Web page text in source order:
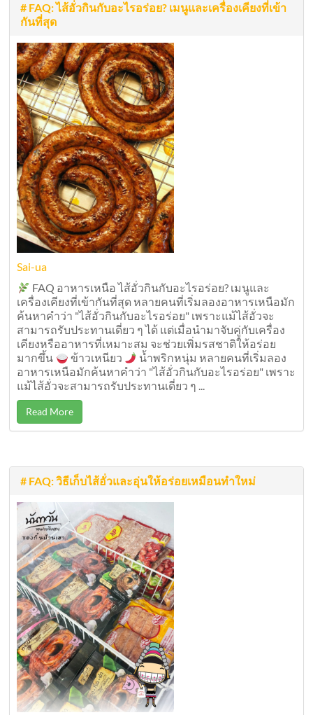
# FAQ: ไส้อั่วกินกับอะไรอร่อย? เมนูและเครื่องเคียงที่เข้า
กันที่สุด
Sai-ua
FAQ อาหารเหนือ ไส้อั่วกินกับอะไรอร่อย? เมนูและ
เครื่องเคียงที่เข้ากันที่สุด หลายคนที่เริ่มลองอาหารเหนือมัก
ค้นหาคำว่า "ไส้อั่วกินกับอะไรอร่อย" เพราะแม้ไส้อั่วจะ
สามารถรับประทานเดี่ยว ๆ ได้ แต่เมื่อนำมาจับคู่กับเครื่อง
เคียงหรืออาหารที่เหมาะสม จะช่วยเพิ่มรสชาติให้อร่อย
มากขึ้น
ข้าวเหนียว
น้ำพริกหนุ่ม หลายคนที่เริ่มลอง
อาหารเหนือมักค้นหาคำว่า "ไส้อั่วกินกับอะไรอร่อย" เพราะ
แม้ไส้อั่วจะสามารถรับประทานเดี่ยว ๆ ...
Read More
# FAQ: วิธีเก็บไส้อั่วและอุ่นให้อร่อยเหมือนทำใหม่